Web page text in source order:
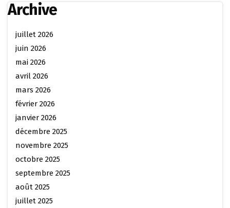
Archive
juillet 2026
juin 2026
mai 2026
avril 2026
mars 2026
février 2026
janvier 2026
décembre 2025
novembre 2025
octobre 2025
septembre 2025
août 2025
juillet 2025